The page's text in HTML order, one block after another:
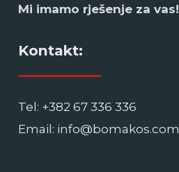
Mi imamo rješenje za vas!
Kontakt:
Tel: +382 67 336 336
Email: info@bomakos.com